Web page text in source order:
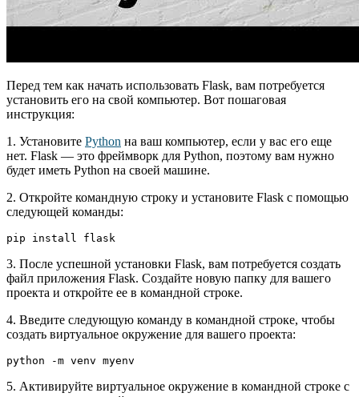
Перед тем как начать использовать Flask, вам потребуется
установить его на свой компьютер. Вот пошаговая
инструкция:
1. Установите Python на ваш компьютер, если у вас его еще
нет. Flask — это фреймворк для Python, поэтому вам нужно
будет иметь Python на своей машине.
2. Откройте командную строку и установите Flask с помощью
следующей команды:
pip install flask
3. После успешной установки Flask, вам потребуется создать
файл приложения Flask. Создайте новую папку для вашего
проекта и откройте ее в командной строке.
4. Введите следующую команду в командной строке, чтобы
создать виртуальное окружение для вашего проекта:
python -m venv myenv
5. Активируйте виртуальное окружение в командной строке с